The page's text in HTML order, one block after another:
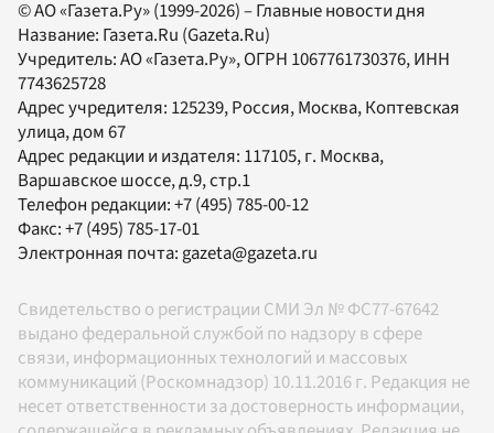
© АО «Газета.Ру» (1999-2026) – Главные новости дня
Название: Газета.Ru (Gazeta.Ru)
Учредитель:АО «Газета.Ру», ОГРН 1067761730376, ИНН
7743625728
Адрес учредителя: 125239, Россия, Москва, Коптевская
улица, дом 67
Адрес редакции и издателя: 117105, г. Москва,
Варшавское шоссе, д.9, стр.1
Телефон редакции:+7 (495) 785-00-12
Факс:+7 (495) 785-17-01
Электронная почта:gazeta@gazeta.ru
Свидетельство о регистрации СМИ Эл № ФС77-67642
выдано федеральной службой по надзору в сфере
связи, информационных технологий и массовых
коммуникаций (Роскомнадзор) 10.11.2016 г. Редакция не
несет ответственности за достоверность информации,